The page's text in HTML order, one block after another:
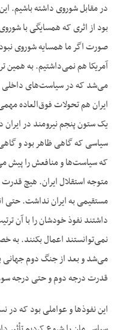
در مقابل شوروی داشته باشیم.
بود از اثری که همسایگی با
صورت اگر ما همسایه شوروی
آمریکا هم نمی‌داشتیم. به همین
می‌شد که در سیاست‌های داخلی
ایران هم تحولات فوق‌العاده
یک ستون پنجم نیرومند در
سیاسی که گاهی ظاهر بود و
که سیاست‌ها و منافعش را پیش
متوجه استقلال ایران. هیچ
مستقیمی به ایران نداشت. حتی
داشتند نفوذ خودشان را با آن
نمی‌توانستند اعمال بکنند. به
می‌شد و بعد از جنگ دوم جهانی
قدرت درجه دوم و حتی درجه
این نفوذها و عواملی بود که در